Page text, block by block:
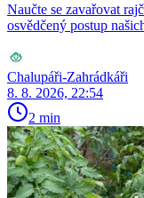
Naučte se zavařovat
osvědčený postup
Chalupáři-Zahrádkáři
8. 8. 2026, 22:54
2 min